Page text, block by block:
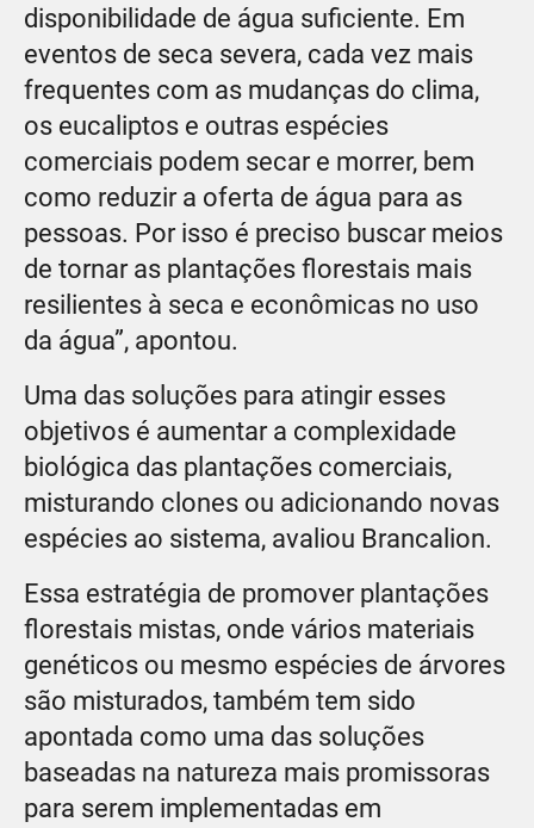
disponibilidade de água suficiente. Em
eventos de seca severa, cada vez mais
frequentes com as mudanças do clima,
os eucaliptos e outras espécies
comerciais podem secar e morrer, bem
como reduzir a oferta de água para as
pessoas. Por isso é preciso buscar meios
de tornar as plantações florestais mais
resilientes à seca e econômicas no uso
da água”, apontou.
Uma das soluções para atingir esses
objetivos é aumentar a complexidade
biológica das plantações comerciais,
misturando clones ou adicionando novas
espécies ao sistema, avaliou Brancalion.
Essa estratégia de promover plantações
florestais mistas, onde vários materiais
genéticos ou mesmo espécies de árvores
são misturados, também tem sido
apontada como uma das soluções
baseadas na natureza mais promissoras
para serem implementadas em